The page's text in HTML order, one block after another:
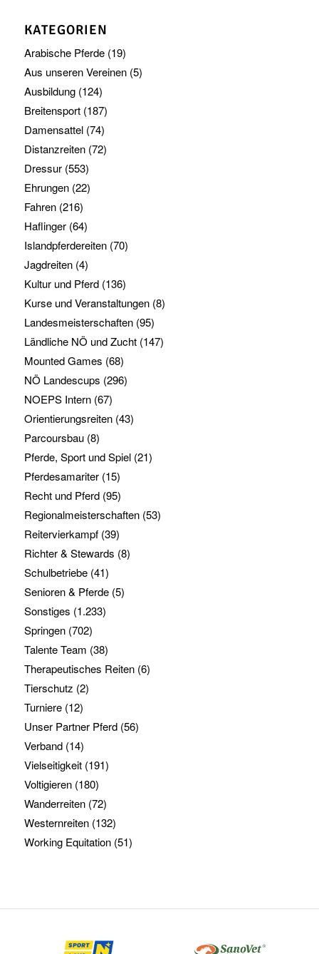
KATEGORIEN
Arabische Pferde(19)
Aus unseren Vereinen(5)
Ausbildung(124)
Breitensport(187)
Damensattel(74)
Distanzreiten(72)
Dressur(553)
Ehrungen(22)
Fahren(216)
Haflinger(64)
Islandpferdereiten(70)
Jagdreiten(4)
Kultur und Pferd(136)
Kurse und Veranstaltungen(8)
Landesmeisterschaften(95)
Ländliche NÖ und Zucht(147)
Mounted Games (68)
NÖ Landescups (296)
NOEPS Intern(67)
Orientierungsreiten(43)
Parcoursbau(8)
Pferde, Sport und Spiel(21)
Pferdesamariter(15)
Recht und Pferd(95)
Regionalmeisterschaften(53)
Reitervierkampf(39)
Richter & Stewards (8)
Schulbetriebe(41)
Senioren & Pferde(5)
Sonstiges (1.233)
Springen(702)
Talente Team (38)
Therapeutisches Reiten(6)
Tierschutz (2)
Turniere(12)
Unser Partner Pferd(56)
Verband(14)
Vielseitigkeit(191)
Voltigieren(180)
Wanderreiten(72)
Westernreiten(132)
Working Equitation(51)